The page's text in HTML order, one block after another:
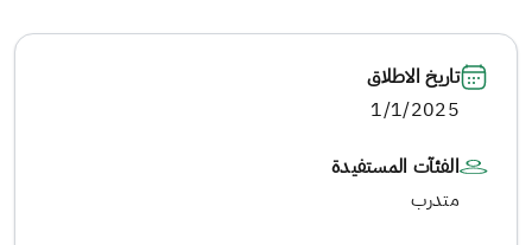
تاريخ الاطلاق
1/1/2025
الفئآت المستفيدة
متدرب